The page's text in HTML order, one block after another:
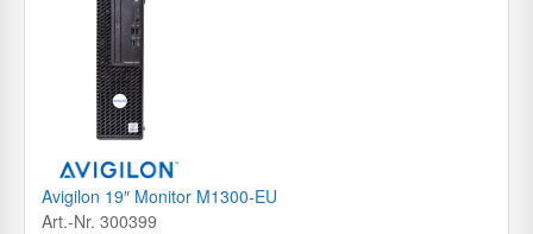
Avigilon 19″ Monitor M1300-EU
Art.-Nr. 300399